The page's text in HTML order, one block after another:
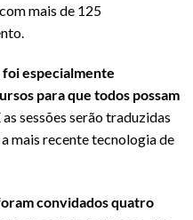
mais de 125
especialmente
para que todos possam
sessões serão traduzidas
mais recente tecnologia de
convidados quatro